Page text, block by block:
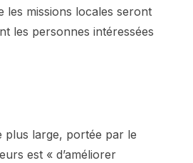
les missions locales seront
les personnes intéressées
plus large, portée par le
est « d’améliorer